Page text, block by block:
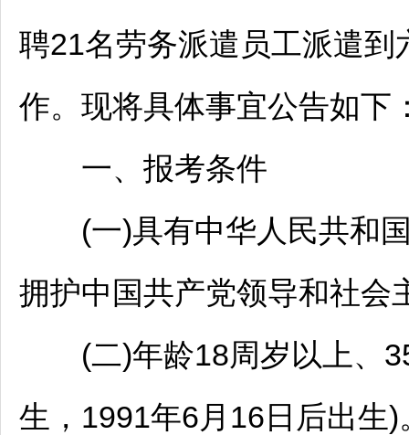
聘21名劳务派遣员工派遣到
作。现将具体事宜公告如下
一、报考条件
(一)具有中华人民共和国
拥护中国共产党领导和社会
(二)年龄18周岁以上、
生，1991年6月16日后出生)